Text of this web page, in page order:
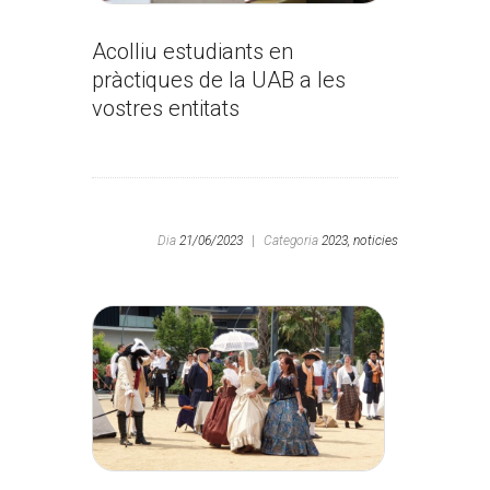
Acolliu estudiants en
pràctiques de la UAB a les
vostres entitats
Dia 21/06/2023 Categoria 2023, noticies